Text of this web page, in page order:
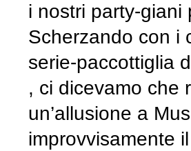
i nostri party-giani
Scherzando con i
serie-paccottiglia
, ci dicevamo che
un’allusione a
improvvisamente